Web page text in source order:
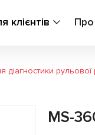
клієнтів
діагностики
MS-